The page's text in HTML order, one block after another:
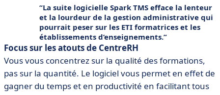
La suite logicielle Spark TMS efface la lenteur
et la lourdeur de la gestion administrative qui
pourrait peser sur les ETI formatrices et les
établissements d’enseignements.
Focus sur les atouts de CentreRH
Vous vous concentrez sur la qualité des formations,
pas sur la quantité. Le logiciel vous permet en effet de
gagner du temps et en productivité en facilitant tous